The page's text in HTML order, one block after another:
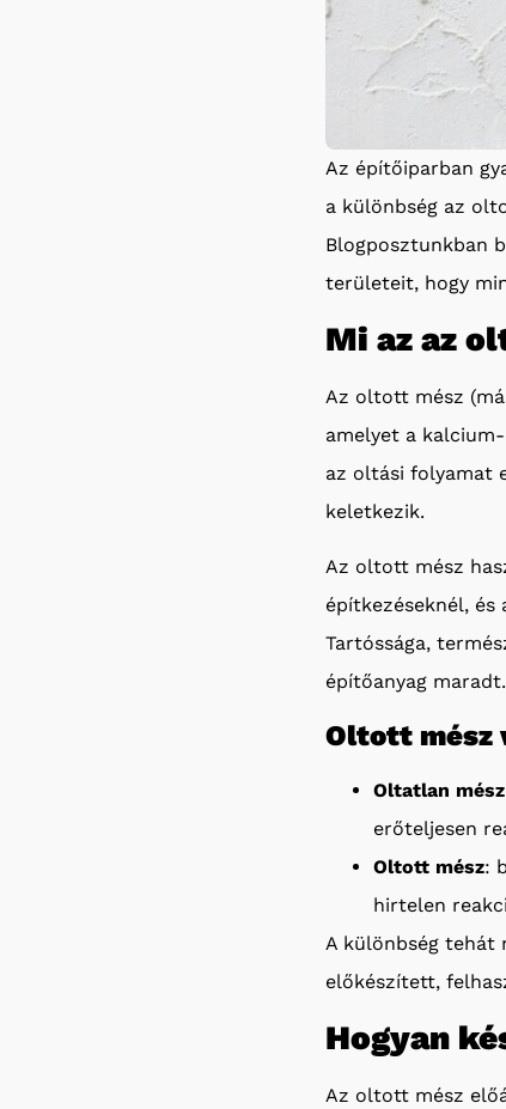
Az építőiparban
a különbség az
Blogposztunkban
területeit, hogy
Mi az az
Az oltott mész
amelyet a
az oltási folyamat
keletkezik.
Az oltott mész
építkezéseknél,
Tartóssága,
építőanyag maradt.
Oltott mész
Oltatlan mész
erőteljesen
Oltott mész:
hirtelen
A különbség tehát
előkészített,
Hogyan
Az oltott mész